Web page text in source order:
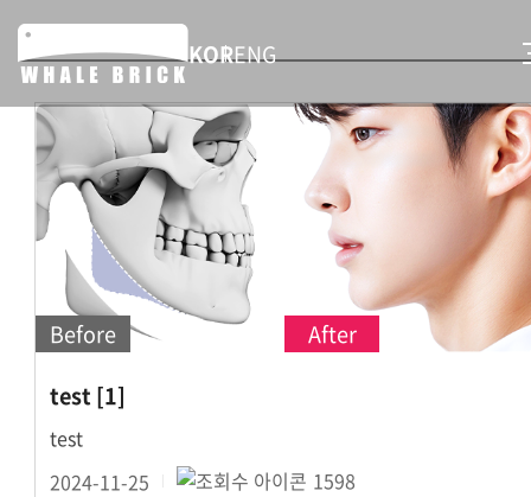
KORENG
Before
After
test [1]
test
2024-11-25
1598